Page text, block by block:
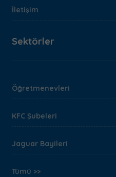
İletişim
Sektörler
Öğretmenevleri
KFC Şubeleri
Jaguar Bayileri
Tümü >>